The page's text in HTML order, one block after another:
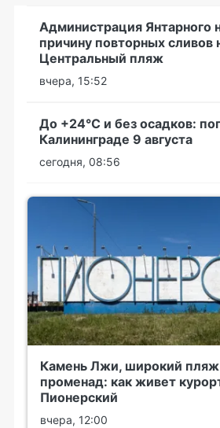
Администрация Янтарного
причину повторных сливов
Центральный пляж
вчера, 15:52
До +24°С и без осадков:
Калининграде 9 августа
сегодня, 08:56
Камень Лжи, широкий
променад: как живет
Пионерский
вчера, 12:00